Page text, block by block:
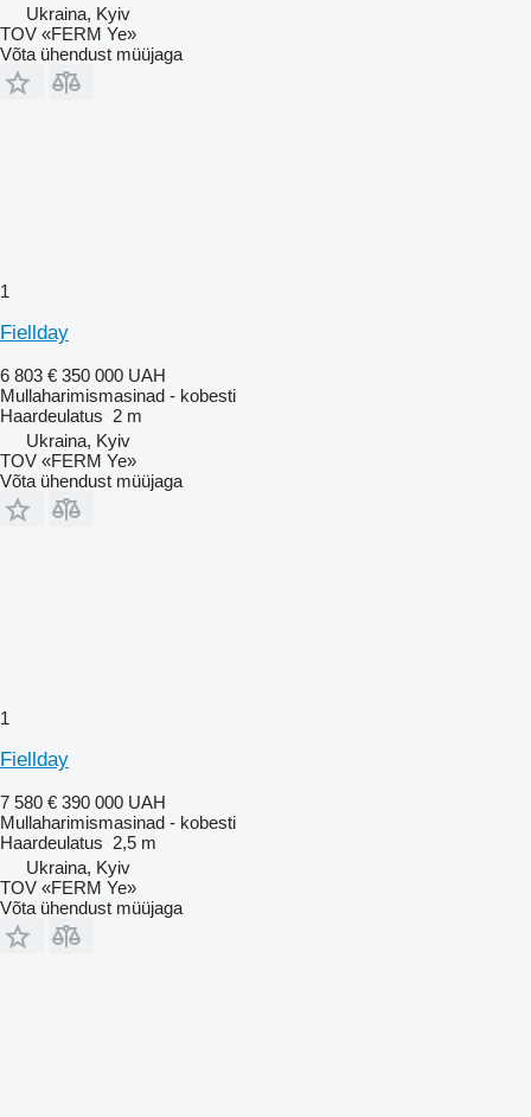
Ukraina, Kyiv
TOV «FERM Ye»
Võta ühendust müüjaga
1
Fiellday
6 803 € 350 000 UAH
Mullaharimismasinad - kobesti
Haardeulatus 2 m
Ukraina, Kyiv
TOV «FERM Ye»
Võta ühendust müüjaga
1
Fiellday
7 580 € 390 000 UAH
Mullaharimismasinad - kobesti
Haardeulatus 2,5 m
Ukraina, Kyiv
TOV «FERM Ye»
Võta ühendust müüjaga